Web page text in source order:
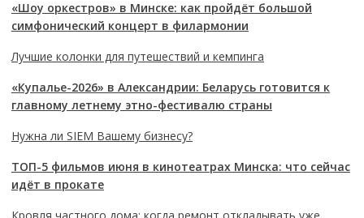
«Шоу оркестров» в Минске: как пройдёт большой
симфонический концерт в филармонии
Лучшие колонки для путешествий и кемпинга
«Купалье-2026» в Александрии: Беларусь готовится к
главному летнему этно-фестивалю страны
Нужна ли SIEM Вашему бизнесу?
ТОП-5 фильмов июня в кинотеатрах Минска: что сейчас
идёт в прокате